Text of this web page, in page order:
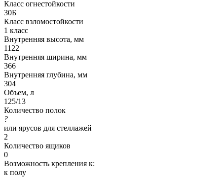
Класс огнестойкости
30Б
Класс взломостойкости
1 класс
Внутренняя высота, мм
1122
Внутренняя ширина, мм
366
Внутренняя глубина, мм
304
Объем, л
125/13
Количество полок
?
или ярусов для стеллажей
2
Количество ящиков
0
Возможность крепления к:
к полу